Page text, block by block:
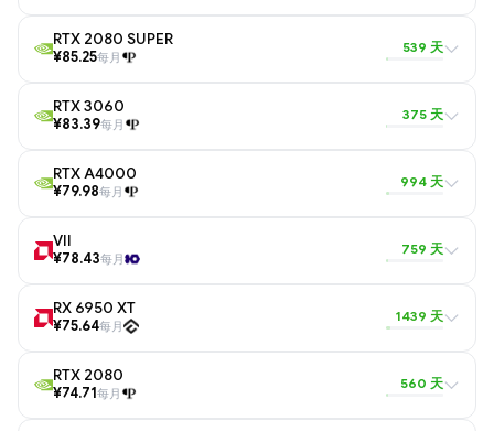
RTX 2080 SUPER
¥85.25每月
539 天
RTX 3060
¥83.39每月
375 天
RTX A4000
¥79.98每月
994 天
VII
¥78.43每月
759 天
RX 6950 XT
¥75.64每月
1439 天
RTX 2080
¥74.71每月
560 天